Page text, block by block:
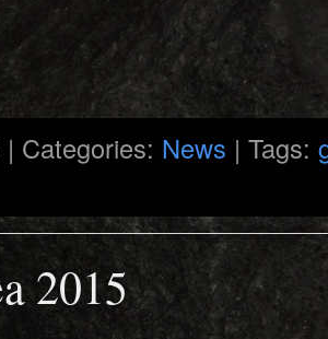
Categories: News | Tags:
2015